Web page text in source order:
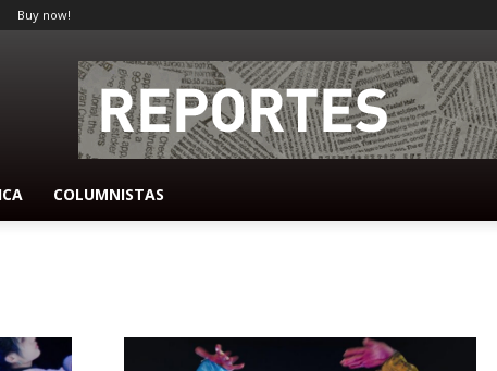
Buy now!
COLUMNISTAS